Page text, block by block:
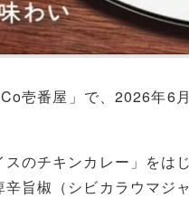
壱番屋」で、2026年6
のチキンカレー」をは
旨椒（シビカラウマジ